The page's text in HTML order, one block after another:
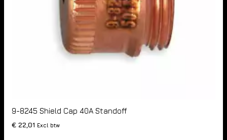
9-8245 Shield Cap 40A Standoff
€ 22,01 Excl btw